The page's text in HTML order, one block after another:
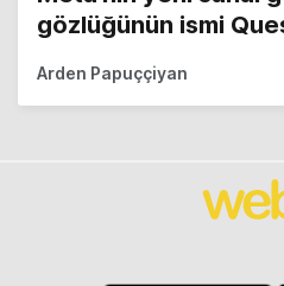
gözlüğünün ismi
Arden Papuççiyan